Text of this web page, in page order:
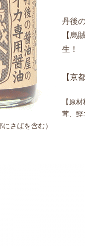
丹後
【烏
生！
【京
【原
茸、鰹
さばを含む）